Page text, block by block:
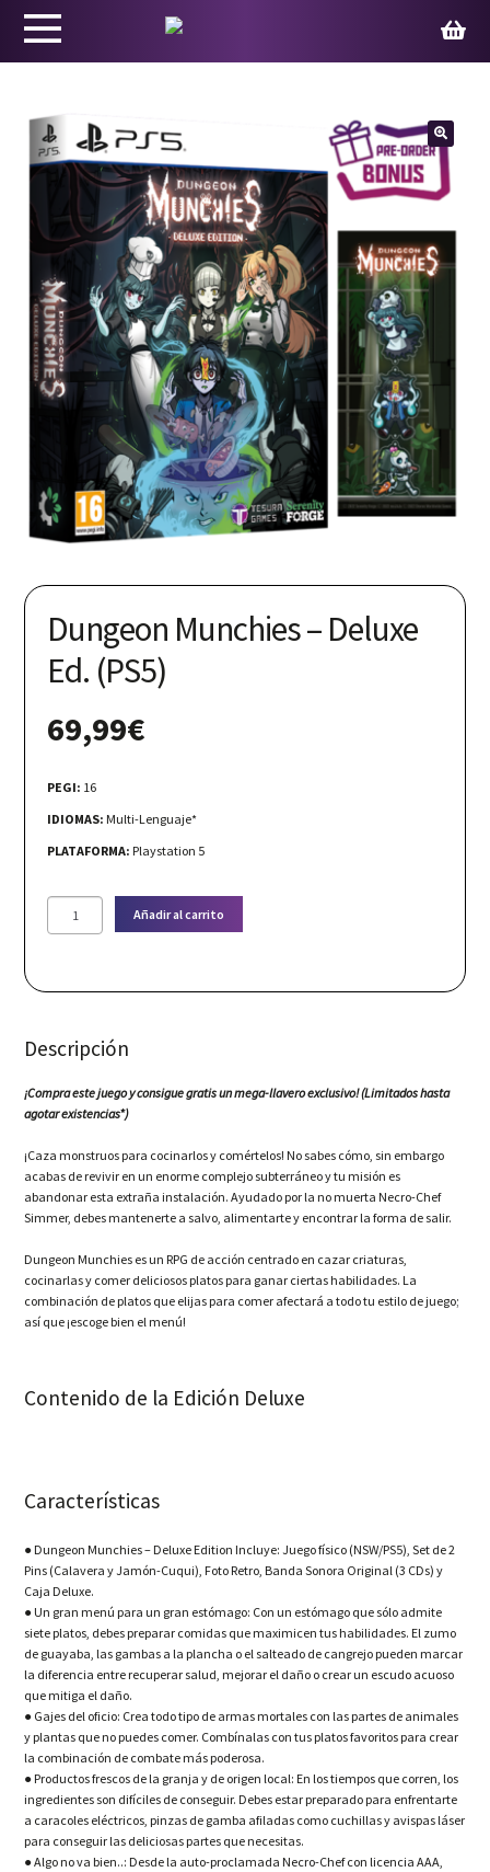
🔍
Dungeon Munchies – Deluxe
Ed. (PS5)
69,99€
PEGI: 16
IDIOMAS: Multi-Lenguaje*
PLATAFORMA: Playstation 5
Dungeon
Munchies
Ed.
Añadir al carrito
Descripción
¡Compra este juego y consigue gratis un mega-llavero exclusivo! (Limitados hasta
agotar existencias*)
¡Caza monstruos para cocinarlos y comértelos! No sabes cómo, sin embargo
acabas de revivir en un enorme complejo subterráneo y tu misión es
abandonar esta extraña instalación. Ayudado por la no muerta Necro-Chef
Simmer, debes mantenerte a salvo, alimentarte y encontrar la forma de salir.
Dungeon Munchies es un RPG de acción centrado en cazar criaturas,
cocinarlas y comer deliciosos platos para ganar ciertas habilidades. La
combinación de platos que elijas para comer afectará a todo tu estilo de juego;
así que ¡escoge bien el menú!
Contenido de la Edición Deluxe
Características
● Dungeon Munchies – Deluxe Edition Incluye: Juego físico (NSW/PS5), Set de 2
Pins (Calavera y Jamón-Cuqui), Foto Retro, Banda Sonora Original (3 CDs) y
Caja Deluxe.
● Un gran menú para un gran estómago: Con un estómago que sólo admite
siete platos, debes preparar comidas que maximicen tus habilidades. El zumo
de guayaba, las gambas a la plancha o el salteado de cangrejo pueden marcar
la diferencia entre recuperar salud, mejorar el daño o crear un escudo acuoso
que mitiga el daño.
● Gajes del oficio: Crea todo tipo de armas mortales con las partes de animales
y plantas que no puedes comer. Combínalas con tus platos favoritos para crear
la combinación de combate más poderosa.
● Productos frescos de la granja y de origen local: En los tiempos que corren, los
ingredientes son difíciles de conseguir. Debes estar preparado para enfrentarte
a caracoles eléctricos, pinzas de gamba afiladas como cuchillas y avispas láser
para conseguir las deliciosas partes que necesitas.
● Algo no va bien..: Desde la auto-proclamada Necro-Chef con licencia AAA,
Juegos
Ed. Coleccionista
Merchandising
Contacto
Carrito
Nuestras redes: